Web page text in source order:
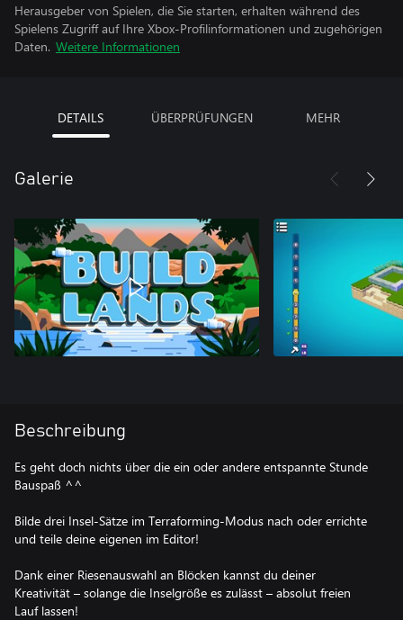
Herausgeber von Spielen, die Sie starten, erhalten während des
Spielens Zugriff auf Ihre Xbox-Profilinformationen und zugehörigen
Daten. Weitere Informationen
DETAILS ÜBERPRÜFUNGEN MEHR
Galerie
Beschreibung
Es geht doch nichts über die ein oder andere entspannte Stunde
Bauspaß ^^
Bilde drei Insel-Sätze im Terraforming-Modus nach oder errichte
und teile deine eigenen im Editor!
Dank einer Riesenauswahl an Blöcken kannst du deiner
Kreativität – solange die Inselgröße es zulässt – absolut freien
Lauf lassen!